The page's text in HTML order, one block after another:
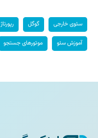
سئوی خارجی گوگل رپورتاژ
آموزش سئو موتورهای جستجو